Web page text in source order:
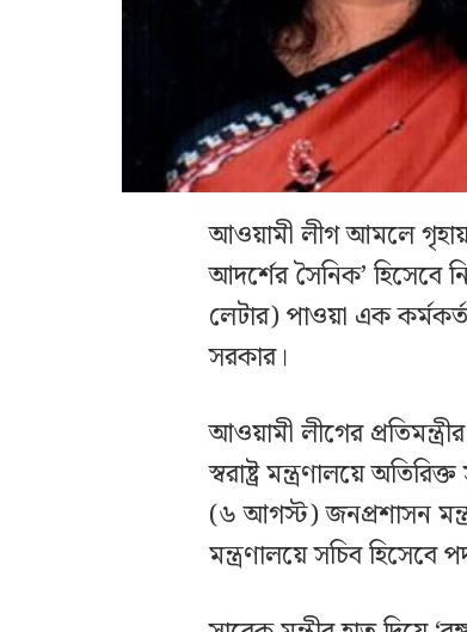
আওয়ামী লীগ আমলে
আদর্শের সৈনিক’ হিসেবে
লেটার) পাওয়া এক
সরকার।
আওয়ামী লীগের
স্বরাষ্ট্র মন্ত্রণালয়ে
(৬ আগস্ট) জনপ্রশাসন
মন্ত্রণালয়ে সচিব হিসেবে